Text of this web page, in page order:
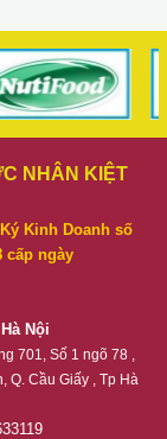
NHÂN KIỆT
Kinh Doanh số
cấp ngày
Nội
701, Số 1 ngõ 78 ,
Q. Cầu Giấy , Tp Hà